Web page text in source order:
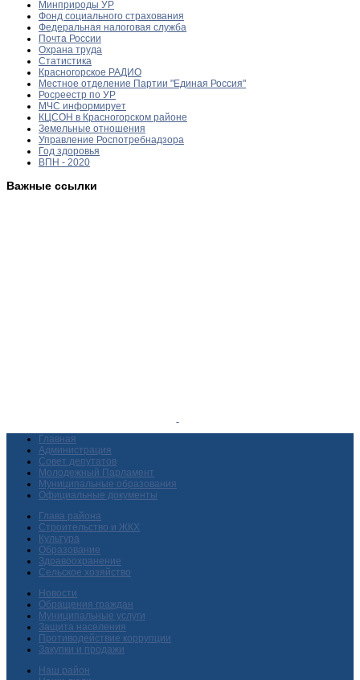
Минприроды УР
Фонд социального страхования
Федеральная налоговая служба
Почта России
Охрана труда
Статистика
Красногорское РАДИО
Местное отделение Партии "Единая Россия"
Росреестр по УР
МЧС информирует
КЦСОН в Красногорском районе
Земельные отношения
Управление Роспотребнадзора
Год здоровья
ВПН - 2020
Важные ссылки
Главная
Администрация
Совет депутатов
Молодежный Парламент
Муниципальные образования
Официальные документы
Глава района
Строительство и ЖКХ
Культура
Образование
Здравоохранение
Сельское хозяйство
Новости
Обращения граждан
Муниципальные услуги
Защита населения
Противодействие коррупции
Закупки и продажи
Наш район